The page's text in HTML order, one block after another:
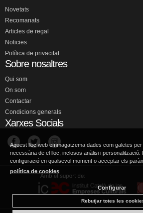
Novetats
Recomanats
Articles de regal
Noticies
Política de privacitat
Sobre nosaltres
Qui som
On som
Contactar
Condicions generals
Xarxes Socials
Aquest lloc web emmagatzema dades com galetes
necessària de el lloc, inclosos anàlisi i personalització.
configuració en qualsevol moment o acceptar els
política de cookies
Configurar
Rebutjar totes les